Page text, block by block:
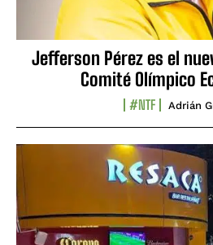
Jefferson Pérez es el
Comité Olímpico
#NTF Adrián